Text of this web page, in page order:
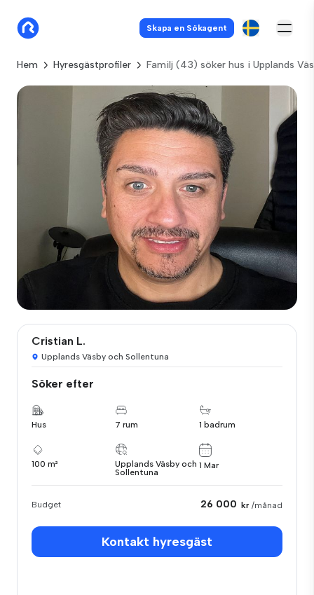
Skapa en Sökagent
Hem Hyresgästprofiler Familj (43) söker hus i Upplands
Cristian L.
Upplands Väsby och Sollentuna
Söker efter
Hus 7 rum 1 badrum
100 m²
Upplands Väsby och
Sollentuna
1 Mar
Budget 26 000 kr /månad
Kontakt hyresgäst